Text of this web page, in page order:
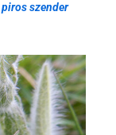
piros szender